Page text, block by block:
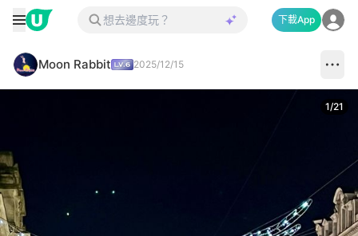
下載App
Moon Rabbit 2025/12/15
1/21